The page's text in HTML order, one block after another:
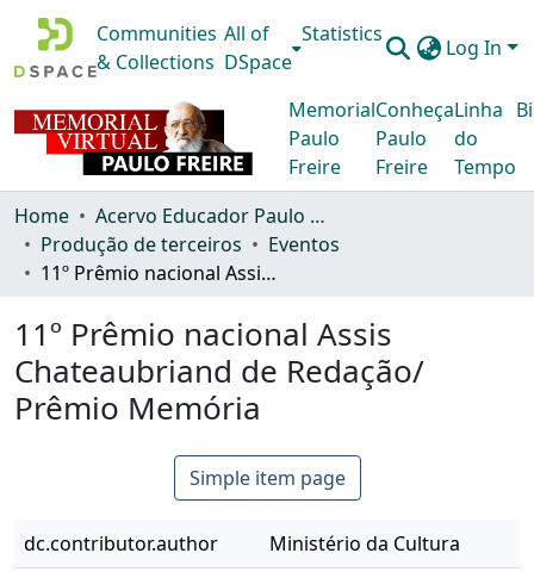
Communities
& Collections
All of
DSpace
Statistics
Log In
Memorial
Paulo
Freire
Conheça
Paulo
Freire
Linha
do
Tempo
Home
Acervo Educador Paulo Freire
Produção de terceiros
Eventos
11º Prêmio nacional Assis Chateaubriand de Redação/ Prêmio Memória
11º Prêmio nacional Assis
Chateaubriand de Redação/
Prêmio Memória
Simple item page
dc.contributor.author
Ministério da Cultura